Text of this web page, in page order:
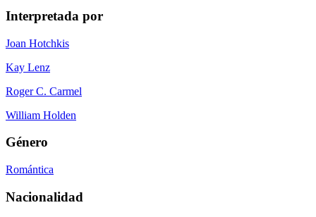
Interpretada por
Joan Hotchkis
Kay Lenz
Roger C. Carmel
William Holden
Género
Romántica
Nacionalidad